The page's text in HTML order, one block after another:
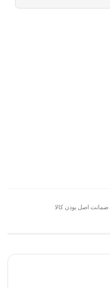
ضمانت اصل بودن کالا